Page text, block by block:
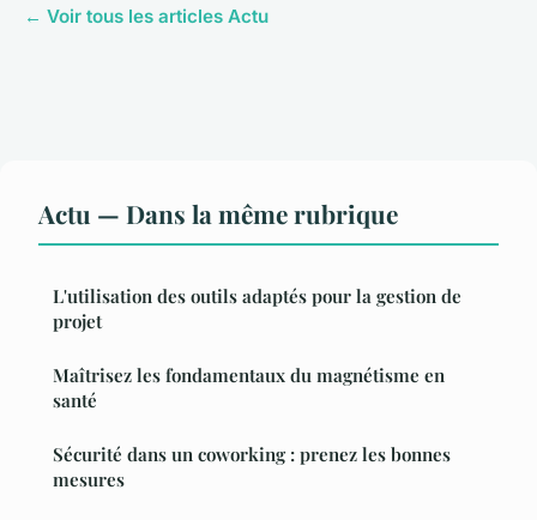
← Voir tous les articles Actu
Actu — Dans la même rubrique
L'utilisation des outils adaptés pour la gestion de
projet
Maîtrisez les fondamentaux du magnétisme en
santé
Sécurité dans un coworking : prenez les bonnes
mesures